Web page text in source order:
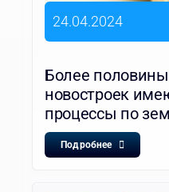
24.04.2024
Более
новостроек
процессы по
Подробнее